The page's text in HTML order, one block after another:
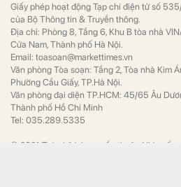
Giấy phép hoạt động Tạp chí điện tử số
của Bộ Thông tin & Truyền thông.
Địa chỉ: Phòng 8, Tầng 6, Khu B tòa nhà
Cửa Nam, Thành phố Hà Nội.
Email: toasoan@markettimes.vn
Văn phòng Tòa soạn: Tầng 2, Tòa nhà Kim
Phường Cầu Giấy, TP.Hà Nội.
Văn phòng đại diện TP.HCM: 45/65 Âu
Thành phố Hồ Chí Minh
Tel: 035.289.5335
© 2021 Toàn bộ bản quyền thuộc Nhịp